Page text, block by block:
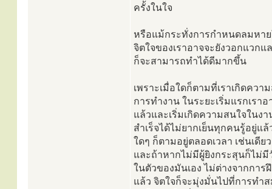
ครั้งในใจ
หรือแม้กระทั่งการกำหนดลมหา
จิตใจของเราอาจจะยังวอกแวก
ก็จะสามารถทำได้ดีมากขึ้น
เพราะเมื่อใดก็ตามที่เราเกิดคว
การทำงาน ในระยะเริ่มแรกเรา
แล้วและเริ่มเกิดความสนใจใน
สำเร็จได้ไม่ยากเย็นทุกคนรู้อยู่แ
ใดๆ ก็ตามอยู่ตลอดเวลา เช่นเดี
และถ้าหากไม่มีผู้ยิงกระสุนก็ไม่มี
ในตัวของมันเอง ไม่ต่างจากกา
แล้ว จิตใจก็จะมุ่งมั่นไปที่การทำ